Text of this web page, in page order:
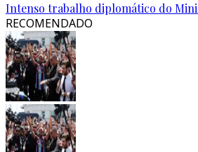
Intenso trabalho diplomático do
RECOMENDADO